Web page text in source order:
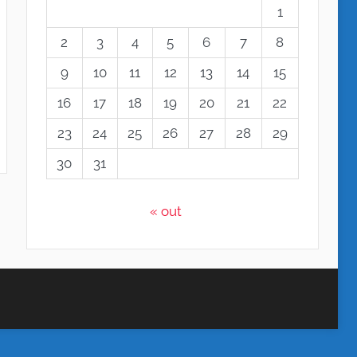
1
2
3 4 5 6 7
8
9
10 11 12 13 14
15
16
17 18 19 20 21
22
23
24 25 26 27 28
29
30
31
« out